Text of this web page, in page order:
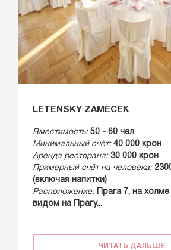
LETENSKY ZAMECEK
Вместимость: 50 - 60 чел
Минимальный счёт: 40 000 крон
Аренда ресторана: 30 000 крон
Примерный счёт на человека:
(включая напитки)
Расположение:
Прага 7, на
видом на Прагу...
ЧИТАТЬ ДАЛЬШЕ